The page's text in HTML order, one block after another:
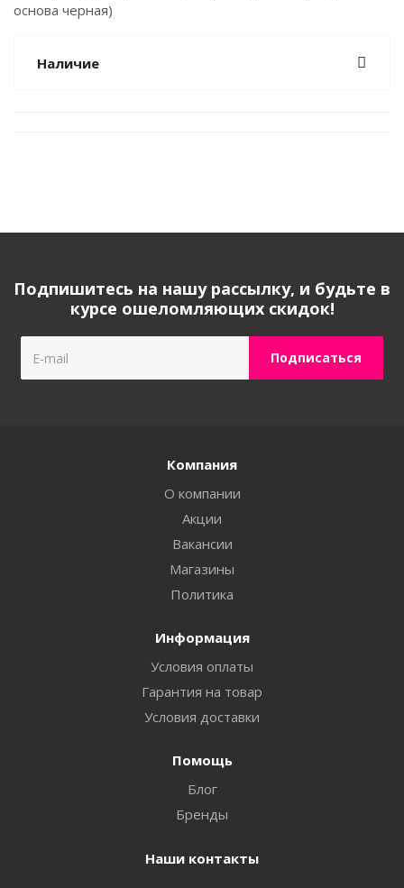
основа черная)
Наличие
Подпишитесь на нашу рассылку, и будьте в
курсе ошеломляющих скидок!
Компания
О компании
Акции
Вакансии
Магазины
Политика
Информация
Условия оплаты
Гарантия на товар
Условия доставки
Помощь
Блог
Бренды
Наши контакты